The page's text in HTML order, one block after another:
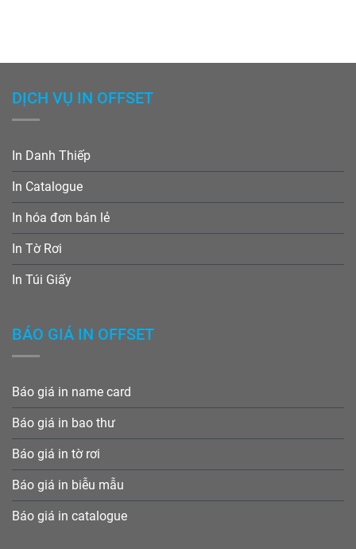
DỊCH VỤ IN OFFSET
In Danh Thiếp
In Catalogue
In hóa đơn bán lẻ
In Tờ Rơi
In Túi Giấy
BÁO GIÁ IN OFFSET
Báo giá in name card
Báo giá in bao thư
Báo giá in tờ rơi
Báo giá in biễu mẫu
Báo giá in catalogue